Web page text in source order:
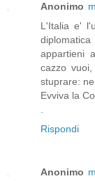
Anonimo
L'Italia e'
appartieni
cazzo
stuprare:
Evviva la
Rispondi
Anonimo